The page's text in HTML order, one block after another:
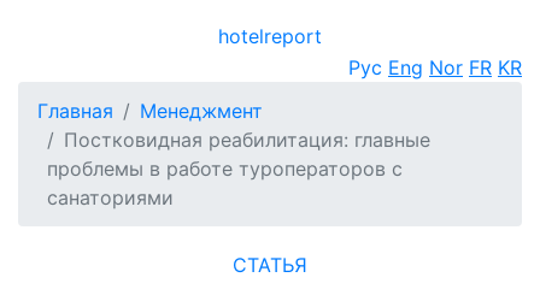
hotelreport
Рус Eng Nor FR KR
Главная
Менеджмент
Постковидная реабилитация: главные
проблемы в работе туроператоров с
санаториями
СТАТЬЯ